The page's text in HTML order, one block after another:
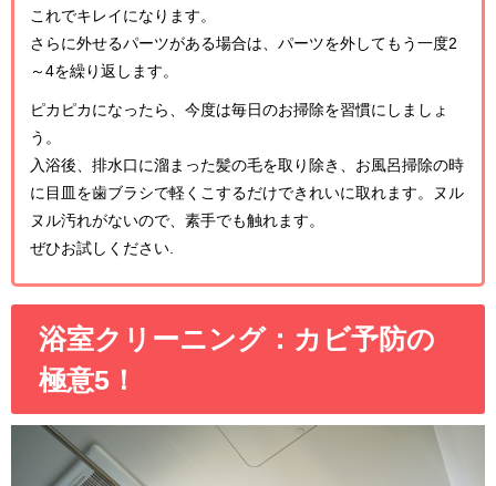
これでキレイになります。
さらに外せるパーツがある場合は、パーツを外してもう一度2
～4を繰り返します。
ピカピカになったら、今度は毎日のお掃除を習慣にしましょ
う。
入浴後、排水口に溜まった髪の毛を取り除き、お風呂掃除の時
に目皿を歯ブラシで軽くこするだけできれいに取れます。ヌル
ヌル汚れがないので、素手でも触れます。
ぜひお試しください.
浴室クリーニング：カビ予防の
極意5！